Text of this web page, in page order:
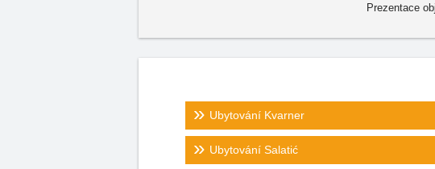
Prezentace
Ubytování Kvarner
Ubytování Salatić